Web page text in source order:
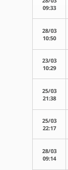
09:33
28/03
10:50
23/03
10:29
25/03
21:38
25/03
22:17
28/03
09:14